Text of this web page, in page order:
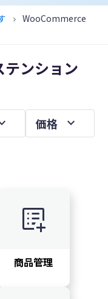
chevron_right
WooCommerce
ンション
価格 expand_more
list_alt_add
商品管理